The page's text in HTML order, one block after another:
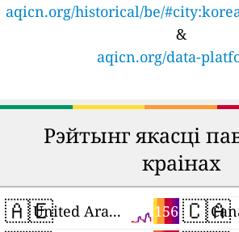
aqicn.org/historical/be/
&
aqicn.org/data-
Рэйтынг якасці
краінах
🇦🇪 156
United Arab Emirates 🇨🇦